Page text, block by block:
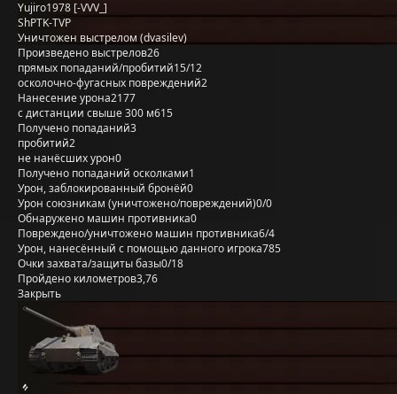
Yujiro1978 [-VVV_]
ShPTK-TVP
Уничтожен выстрелом (dvasilev)
Произведено выстрелов26
прямых попаданий/пробитий15/12
осколочно-фугасных повреждений2
Нанесение урона2177
с дистанции свыше 300 м615
Получено попаданий3
пробитий2
не нанёсших урон0
Получено попаданий осколками1
Урон, заблокированный бронёй0
Урон союзникам (уничтожено/повреждений)0/0
Обнаружено машин противника0
Повреждено/уничтожено машин противника6/4
Урон, нанесённый с помощью данного игрока785
Очки захвата/защиты базы0/18
Пройдено километров3,76
Закрыть